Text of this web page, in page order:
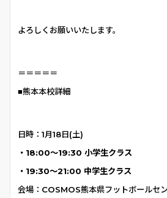
よろしくお願いいたします。
＝＝＝＝＝
■熊本本校詳細
日時：1月18日(土)
・18:00〜19:30 小学生クラス
・19:30〜21:00 中学生クラス
会場：COSMOS熊本県フットボールセ